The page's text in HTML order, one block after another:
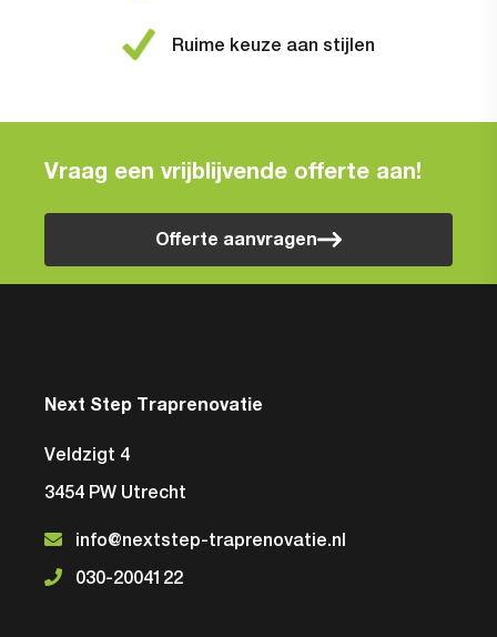
Ruime keuze aan stijlen
Vraag een vrijblijvende offerte aan!
Offerte aanvragen
Next Step Traprenovatie
Veldzigt 4
3454 PW Utrecht
info@nextstep-traprenovatie.nl
030-2004122